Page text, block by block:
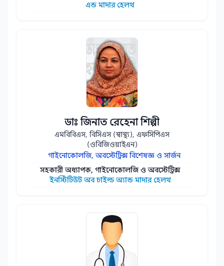
এন্ড মাদার হেলথ
ডাঃ জিনাত রেহেনা শিল্পী
এমবিবিএস, বিসিএস (স্বাস্থ্য), এফসিপিএস
(ওবিজিওয়াইএন)
গাইনোকোলজি, অবস্টেট্রিক্স বিশেষজ্ঞ ও সার্জন
সহকারী অধ্যাপক, গাইনোকোলজি ও অবস্টেট্রিক্স
ইনস্টিটিউট অব চাইল্ড অ্যান্ড মাদার হেলথ